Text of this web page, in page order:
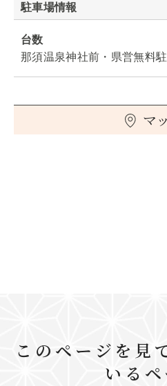
駐車場情報
台数
那須温泉神社前・県営無料
マ
このページを見
いる